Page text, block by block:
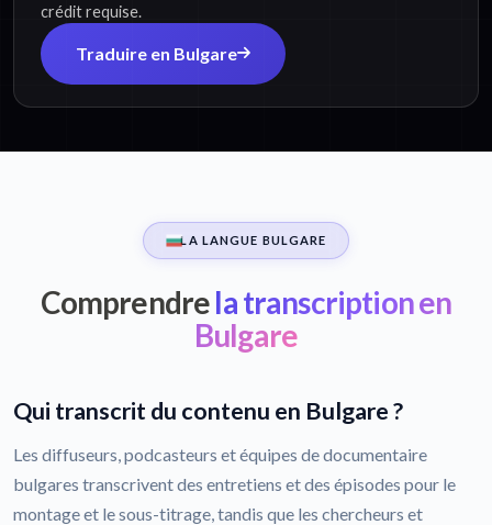
crédit requise.
Traduire en Bulgare
LA LANGUE BULGARE
Comprendrela transcription en
Bulgare
Qui transcrit du contenu en Bulgare ?
Les diffuseurs, podcasteurs et équipes de documentaire
bulgares transcrivent des entretiens et des épisodes pour le
montage et le sous-titrage, tandis que les chercheurs et